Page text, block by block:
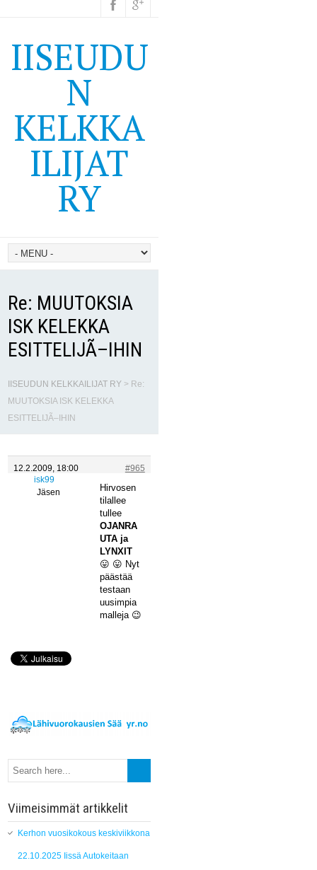
IISEUDU
N
KELKKA
ILIJAT
RY
Re: MUUTOKSIA
ISK KELEKKA
ESITTELIJÃ–IHIN
IISEUDUN KELKKAILIJAT RY > Re:
MUUTOKSIA ISK KELEKKA
ESITTELIJÃ–IHIN
12.2.2009, 18:00
#965
isk99
Jäsen
Hirvosen
tilallee
tullee
OJANRA
UTA ja
LYNXIT
😛 😛 Nyt
päästää
testaan
uusimpia
malleja 😉
Viimeisimmät artikkelit
Kerhon vuosikokous keskiviikkona
22.10.2025 Iissä Autokeitaan